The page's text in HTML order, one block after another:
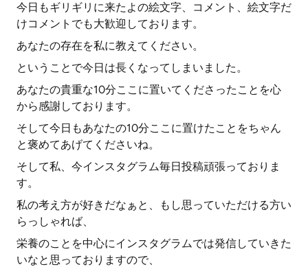
今日もギリギリに来たよの絵文字、コメント、絵文字だ
けコメントでも大歓迎しております。
あなたの存在を私に教えてください。
ということで今日は長くなってしまいました。
あなたの貴重な10分ここに置いてくださったことを心
から感謝しております。
そして今日もあなたの10分ここに置けたことをちゃん
と褒めてあげてくださいね。
そして私、今インスタグラム毎日投稿頑張っておりま
す。
私の考え方が好きだなぁと、もし思っていただける方い
らっしゃれば、
栄養のことを中心にインスタグラムでは発信していきた
いなと思っておりますので、